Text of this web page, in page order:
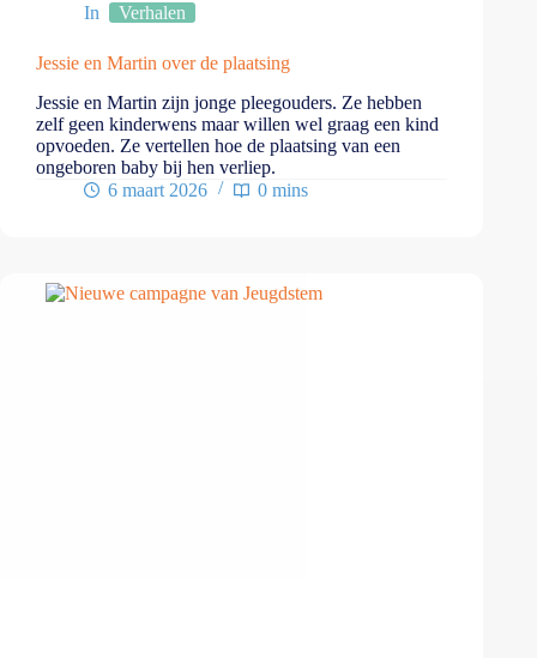
In Verhalen
Jessie en Martin over de plaatsing
Jessie en Martin zijn jonge pleegouders. Ze hebben
zelf geen kinderwens maar willen wel graag een kind
opvoeden. Ze vertellen hoe de plaatsing van een
ongeboren baby bij hen verliep.
6 maart 2026
0 mins